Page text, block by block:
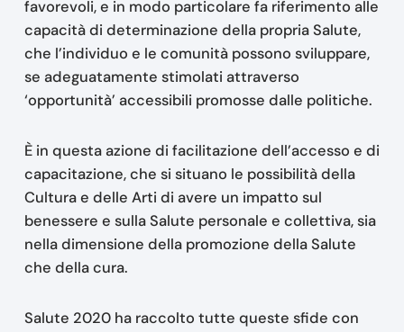
favorevoli, e in modo particolare fa riferimento alle
capacità di determinazione della propria Salute,
che l’individuo e le comunità possono sviluppare,
se adeguatamente stimolati attraverso
‘opportunità’ accessibili promosse dalle politiche.
È in questa azione di facilitazione dell’accesso e di
capacitazione, che si situano le possibilità della
Cultura e delle Arti di avere un impatto sul
benessere e sulla Salute personale e collettiva, sia
nella dimensione della promozione della Salute
che della cura.
Salute 2020 ha raccolto tutte queste sfide con